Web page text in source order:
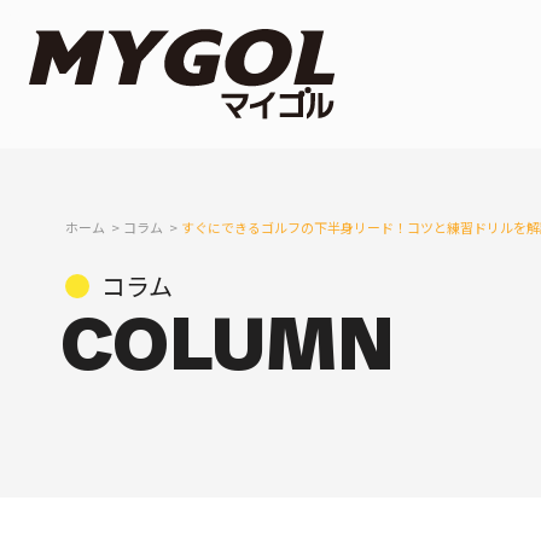
ホーム コラム すぐにできるゴルフの下半身リード！コツと練習ドリルを
コラム